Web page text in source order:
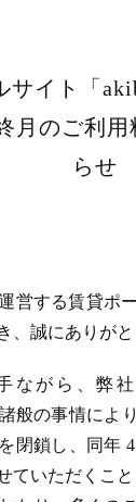
サイト「
月のご利
らせ
営する賃貸ポー
、誠にありがと
ながら、弊
諸般の事情によ
閉鎖し、同年
ていただくこと